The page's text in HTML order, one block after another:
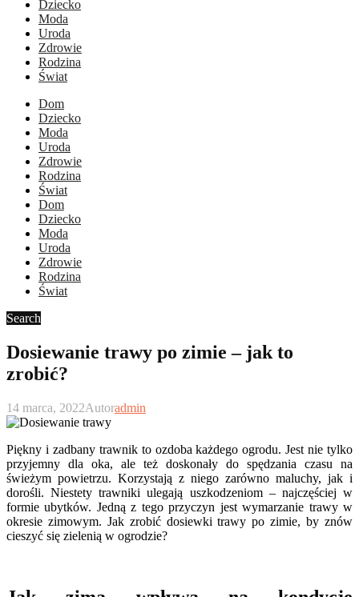
Dziecko
Moda
Uroda
Zdrowie
Rodzina
Świat
Dom
Dziecko
Moda
Uroda
Zdrowie
Rodzina
Świat
Dom
Dziecko
Moda
Uroda
Zdrowie
Rodzina
Świat
Search
Dosiewanie trawy po zimie – jak to
zrobić?
14 marca, 2022Autoradmin
Piękny i zadbany trawnik to ozdoba każdego ogrodu. Jest nie tylko
przyjemny dla oka, ale też doskonały do spędzania czasu na
świeżym powietrzu. Korzystają z niego zarówno maluchy, jak i
dorośli. Niestety trawniki ulegają uszkodzeniom – najczęściej w
formie ubytków. Jedną z tego przyczyn jest wymarzanie trawy w
okresie zimowym. Jak zrobić dosiewki trawy po zimie, by znów
cieszyć się zielenią w ogrodzie?